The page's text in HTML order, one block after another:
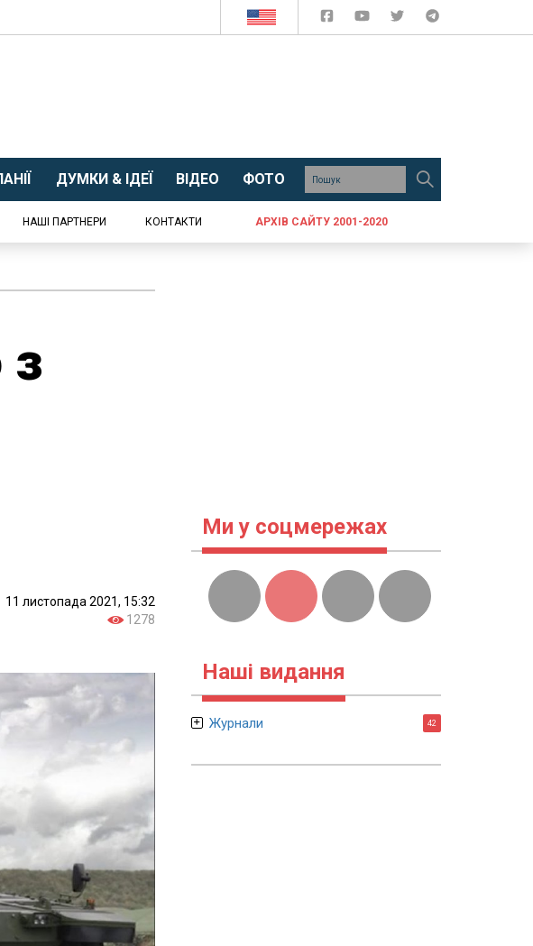
ДУМКИ & ІДЕЇ ВІДЕО ФОТО
НАШІ ПАРТНЕРИ КОНТАКТИ АРХІВ САЙТУ 2001-2020
з
11 листопада 2021, 15:32
1278
Ми у соцмережах
Наші видання
Журнали 42